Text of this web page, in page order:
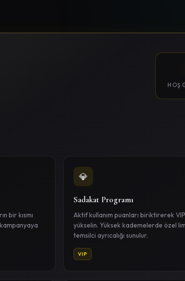
HOŞ
bir kısmı
💎
Sadakat Programı
Aktif kullanım puanları biriktirerek
yükselin. Yüksek kademelerde özel
temsilci ayrıcalığı sunulur.
VIP